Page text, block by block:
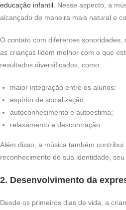
educação infantil . Nesse aspecto, a
alcançado de maneira mais natural e
O contato com diferentes
as crianças lidem melhor com o que
resultados diversificados, como:
maior integração entre os alunos;
espírito de socialização;
autoconhecimento e autoestima;
relaxamento e descontração.
Além disso, a música também
reconhecimento de sua identidade,
2. Desenvolvimento da
Desde os primeiros dias de vida, a